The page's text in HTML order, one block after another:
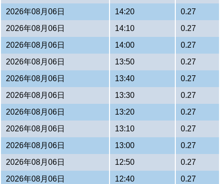
2026年08月06日
14:20
0.27
2026年08月06日
14:10
0.27
2026年08月06日
14:00
0.27
2026年08月06日
13:50
0.27
2026年08月06日
13:40
0.27
2026年08月06日
13:30
0.27
2026年08月06日
13:20
0.27
2026年08月06日
13:10
0.27
2026年08月06日
13:00
0.27
2026年08月06日
12:50
0.27
2026年08月06日
12:40
0.27